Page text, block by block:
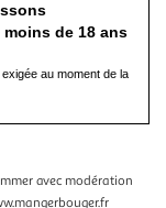
de 18 ans
au moment de la
avec modération